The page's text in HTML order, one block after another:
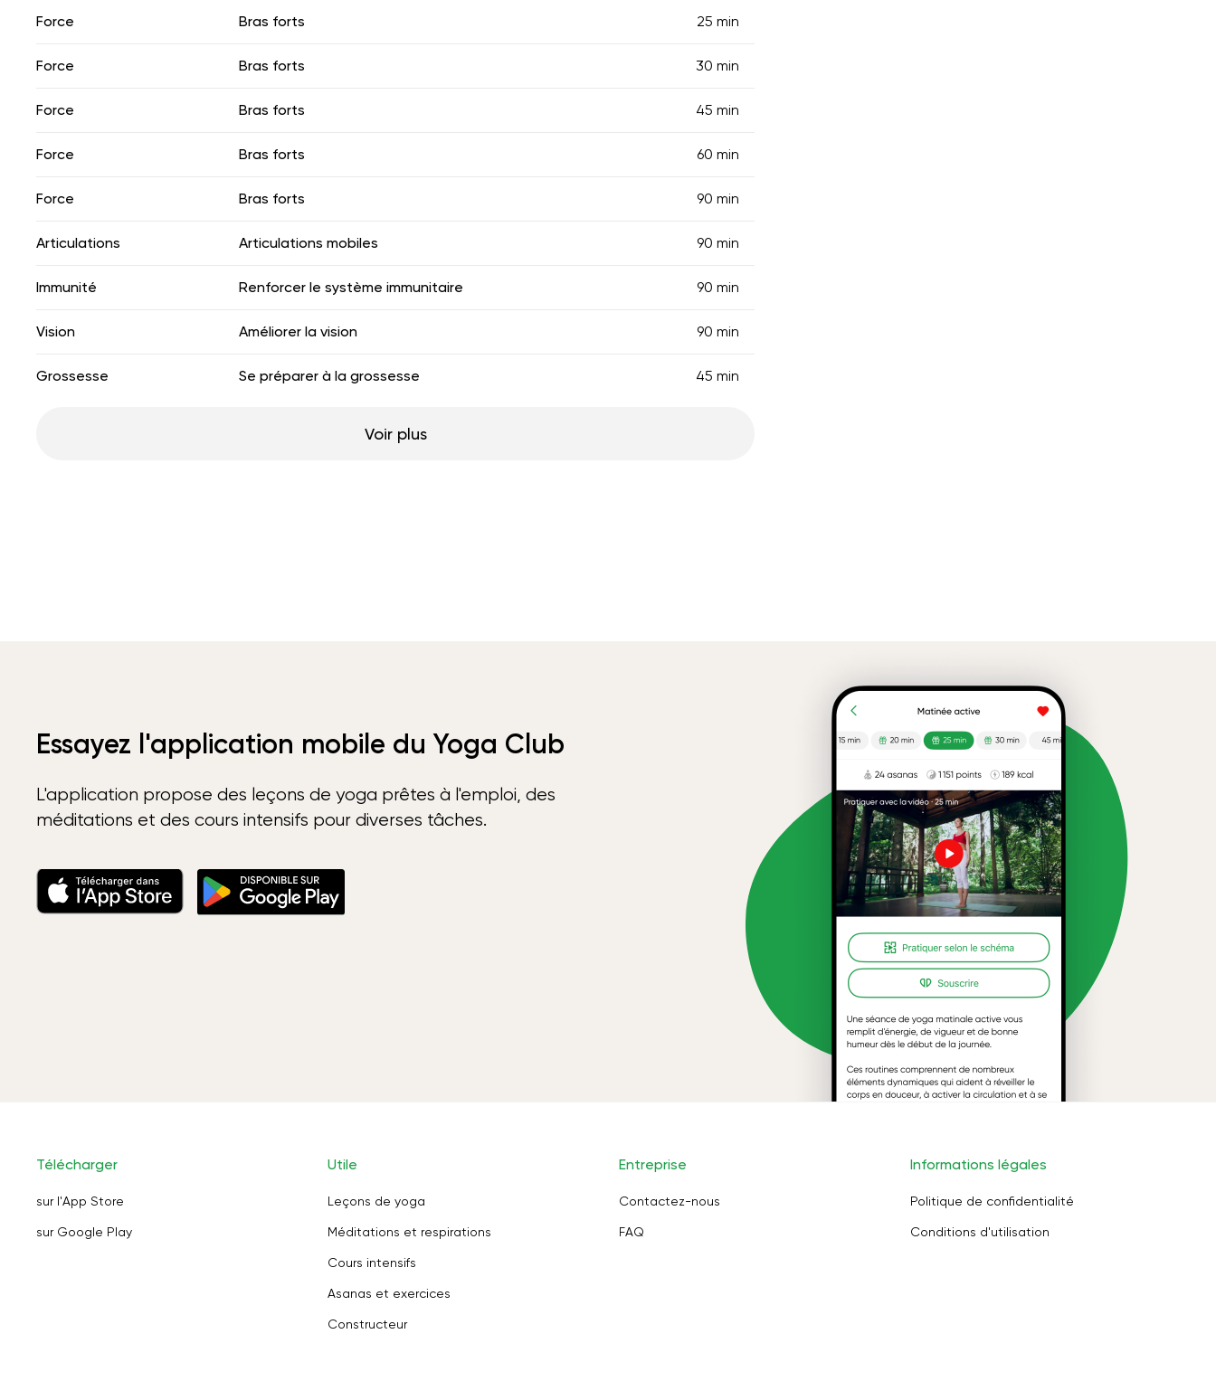
Force Bras forts 25 min
Force Bras forts 30 min
Force Bras forts 45 min
Force Bras forts 60 min
Force Bras forts 90 min
Articulations Articulations mobiles 90 min
Immunité Renforcer le système immunitaire 90 min
Vision Améliorer la vision 90 min
Grossesse Se préparer à la grossesse 45 min
Voir plus
Essayez l'application mobile du Yoga Club
L'application propose des leçons de yoga prêtes à l'emploi, des
méditations et des cours intensifs pour diverses tâches.
Télécharger
sur l'App Store
sur Google Play
Utile
Leçons de yoga
Méditations et respirations
Cours intensifs
Asanas et exercices
Constructeur
Entreprise
Contactez-nous
FAQ
Informations légales
Politique de confidentialité
Conditions d'utilisation